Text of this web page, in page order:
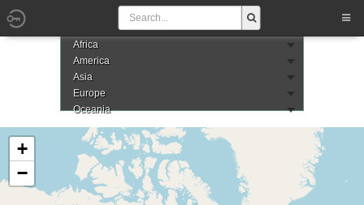
Africa
America
Asia
Europe
Oceania
+
−